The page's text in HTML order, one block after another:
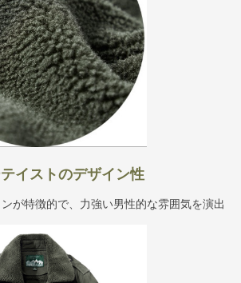
イストのデザイン性
が特徴的で、力強い男性的な雰囲気を演出